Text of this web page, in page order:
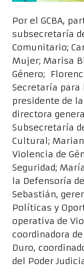
Por el GCBA,
subsecretaría
Comunitario;
Mujer; Marisa
Género;
Secretaría para
presidente de
directora
Subsecretaría
Cultural;
Violencia de
Seguridad;
la Defensoría
Sebastián,
Políticas y
operativa de
coordinadora
Duro,
del Poder